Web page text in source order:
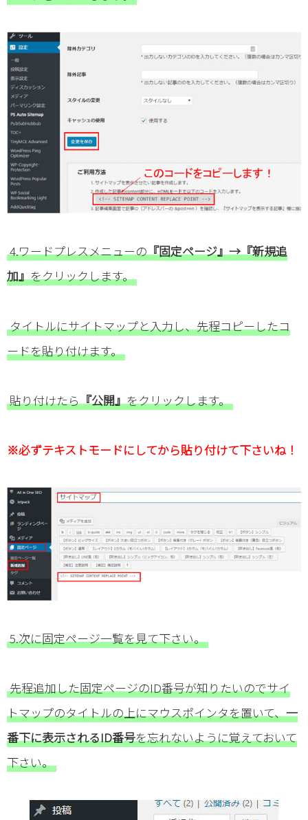
4.ワードプレスメニューの『固定ページ』→『新規追
加』をクリックします。
タイトルにサイトマップと入力し、先程コピーしたコ
ードを貼り付けます。
貼り付けたら『公開』をクリックします。
※必ずテキストモードにしてから貼り付けて下さいね！
5.次に固定ページ一覧を見て下さい。
先程追加した固定ページのID番号が知りたいのでサイ
トマップのタイトルの上にマウスポインタを置いて、一
番下に表示されるID番号を忘れないように覚えておいて
下さい。